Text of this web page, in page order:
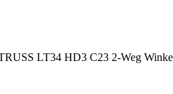
LT34 HD3 C23 2-Weg